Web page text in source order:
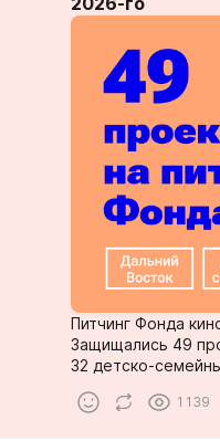
Питчинг Фонда
Защищались 49
32 детско-
1 139